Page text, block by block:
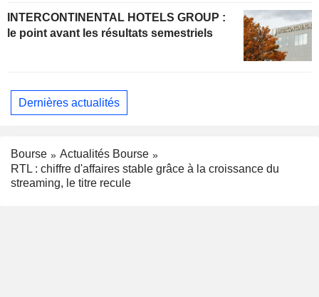
INTERCONTINENTAL HOTELS GROUP :
le point avant les résultats semestriels
Dernières actualités
Bourse
Actualités Bourse
RTL : chiffre d'affaires stable grâce à la croissance du
streaming, le titre recule